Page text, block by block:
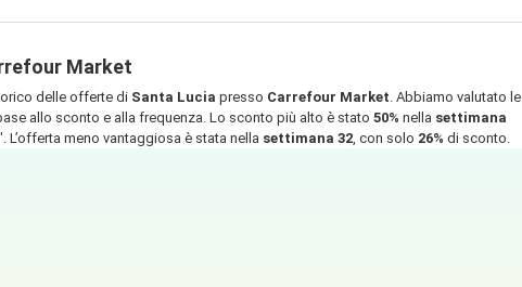
Market
delle offerte di Santa Lucia presso Carrefour Market . Abbiamo valutato le
allo sconto e alla frequenza. Lo sconto più alto è stato 50% nella settimana
L’offerta meno vantaggiosa è stata nella settimana 32 , con solo 26% di sconto.